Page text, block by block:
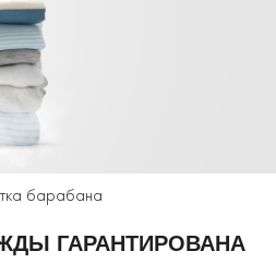
барабана
ГАРАНТИРОВАНА